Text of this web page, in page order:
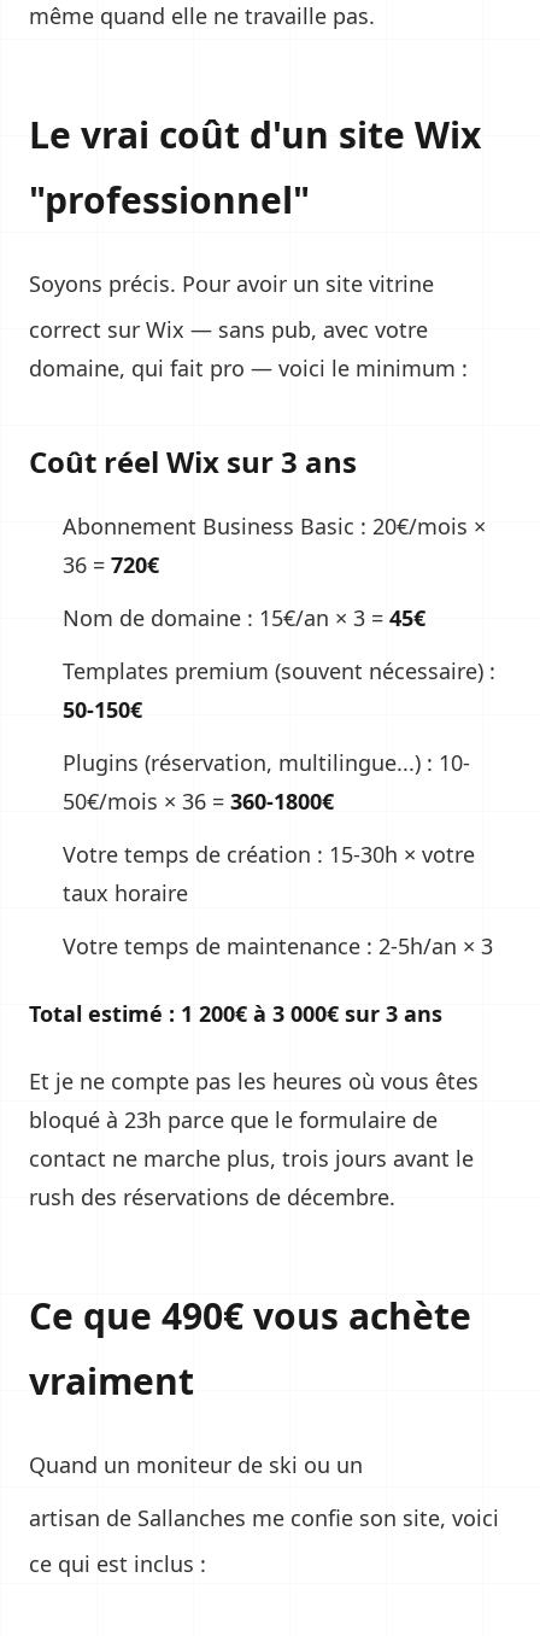
même quand elle ne travaille pas.
Le vrai coût d'un site Wix
"professionnel"
Soyons précis. Pour avoir un site vitrine
correct sur Wix — sans pub, avec votre
domaine, qui fait pro — voici le minimum :
Coût réel Wix sur 3 ans
Abonnement Business Basic : 20€/mois ×
36 = 720€
Nom de domaine : 15€/an × 3 = 45€
Templates premium (souvent nécessaire) :
50-150€
Plugins (réservation, multilingue...) : 10-
50€/mois × 36 = 360-1800€
Votre temps de création : 15-30h × votre
taux horaire
Votre temps de maintenance : 2-5h/an × 3
Total estimé : 1 200€ à 3 000€ sur 3 ans
Et je ne compte pas les heures où vous êtes
bloqué à 23h parce que le formulaire de
contact ne marche plus, trois jours avant le
rush des réservations de décembre.
Ce que 490€ vous achète
vraiment
Quand un moniteur de ski ou un
artisan de Sallanches me confie son site, voici
ce qui est inclus :